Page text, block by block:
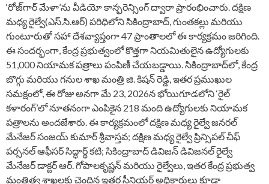
‘రోజ్‌గార్ మేళా’ను వీడియో కాన్ఫరెన్సింగ్ ద్వారా ప్రారంభించారు. దక్షిణ
మధ్య రైల్వే(ఎస్.సి.ఆర్) పరిధిలోని సికింద్రాబాద్, గుంతకల్లు మరియు
గుంటూరుతో సహా దేశవ్యాప్తంగా 47 ప్రాంతాలలో ఈ కార్యక్రమం జరిగింది.
ఈ సందర్భంగా, కేంద్ర ప్రభుత్వంలో కొత్తగా నియమితులైన ఉద్యోగులకు
51,000 నియామక పత్రాలు పంపిణీ చేయబడ్డాయి. సికింద్రాబాద్‌లో, కేంద్ర
బొగ్గు మరియు గనుల శాఖ మంత్రి జి. కిషన్ రెడ్డి, ఇతర ప్రముఖుల
సమక్షంలో, ఈ రోజు అనగా మే 23, 2026న భోయిగూడలోని ‘రైల్
కళారంగ్‌’లో నూతనంగా ఎంపికైన 218 మంది ఉద్యోగులకు నియామక
పత్రాలను అందజేశారు. ఈ కార్యక్రమంలో దక్షిణ మధ్య రైల్వే జనరల్
మేనేజర్ సంజయ్ కుమార్ శ్రీవాస్తవ; దక్షిణ మధ్య రైల్వే ప్రిన్సిపల్ చీఫ్
పర్సనల్ ఆఫీసర్ సిద్ధార్థ్ కటి; సికింద్రాబాద్ డివిజన్ డివిజనల్ రైల్వే
మేనేజర్ డాక్టర్ ఆర్. గోపాలకృష్ణన్ మరియు రైల్వేలు, ఇతర కేంద్ర ప్రభుత్వ
మంత్రిత్వ శాఖలకు చెందిన ఇతర సీనియర్ అధికారులు కూడా